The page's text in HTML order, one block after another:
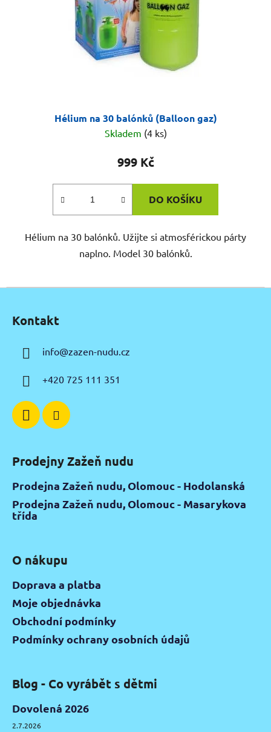
Hélium na 30 balónků (Balloon gaz)
Skladem (4 ks)
999 Kč
DO KOŠÍKU
Hélium na 30 balónků. Užijte si atmosférickou párty
naplno. Model 30 balónků.
Kontakt
info@zazen-nudu.cz
+420 725 111 351
Prodejny Zažeň nudu
Prodejna Zažeň nudu, Olomouc - Hodolanská
Prodejna Zažeň nudu, Olomouc - Masarykova
třída
O nákupu
Doprava a platba
Moje objednávka
Obchodní podmínky
Podmínky ochrany osobních údajů
Blog - Co vyrábět s dětmi
Dovolená 2026
2.7.2026